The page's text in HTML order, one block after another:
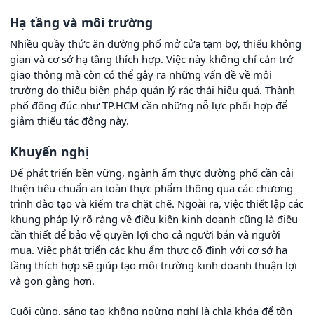
Hạ tầng và môi trường
Nhiều quầy thức ăn đường phố mở cửa tạm bợ, thiếu không
gian và cơ sở hạ tầng thích hợp. Việc này không chỉ cản trở
giao thông mà còn có thể gây ra những vấn đề về môi
trường do thiếu biện pháp quản lý rác thải hiệu quả. Thành
phố đông đúc như TP.HCM cần những nỗ lực phối hợp để
giảm thiểu tác động này.
Khuyến nghị
Để phát triển bền vững, ngành ẩm thực đường phố cần cải
thiện tiêu chuẩn an toàn thực phẩm thông qua các chương
trình đào tạo và kiểm tra chặt chẽ. Ngoài ra, việc thiết lập các
khung pháp lý rõ ràng về điều kiện kinh doanh cũng là điều
cần thiết để bảo vệ quyền lợi cho cả người bán và người
mua. Việc phát triển các khu ẩm thực cố định với cơ sở hạ
tầng thích hợp sẽ giúp tạo môi trường kinh doanh thuận lợi
và gọn gàng hơn.
Cuối cùng, sáng tạo không ngừng nghỉ là chìa khóa để tồn